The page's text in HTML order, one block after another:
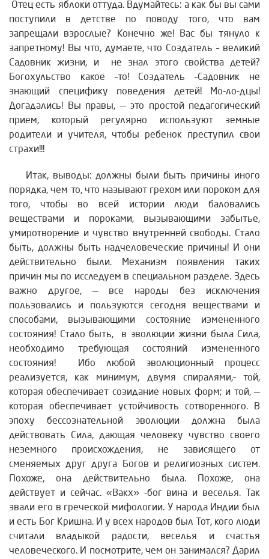
Отец есть яблоки оттуда. Вдумайтесь: а как бы вы сами
поступили в детстве по поводу того, что вам
запрещали взрослые? Конечно же! Вас бы тянуло к
запретному! Вы что, думаете, что Создатель – великий
Садовник жизни, и не знал этого свойства детей?
Богохульство какое –то! Создатель –Садовник не
знающий специфику поведения детей! Мо-ло-дцы!
Догадались! Вы правы, — это простой педагогический
прием, который регулярно используют земные
родители и учителя, чтобы ребенок преступил свои
страхи!!!
Итак, выводы: должны были быть причины иного
порядка, чем то, что называют грехом или пороком для
того, чтобы во всей истории люди баловались
веществами и пороками, вызывающими забытье,
умиротворение и чувство внутренней свободы. Стало
быть, должны быть надчеловеческие причины! И они
действительно были. Механизм появления таких
причин мы по исследуем в специальном разделе. Здесь
важно другое, — все народы без исключения
пользовались и пользуются сегодня веществами и
способами, вызывающими состояние измененного
состояния! Стало быть, в эволюции жизни была Сила,
необходимо требующая состояний измененного
состояния! Ибо любой эволюционный процесс
реализуется, как минимум, двумя спиралями,– той,
которая обеспечивает созидание новых форм; и той, —
которая обеспечивает устойчивость сотворенного. В
эпоху бессознательной эволюции должна была
действовать Сила, дающая человеку чувство своего
неземного происхождения, не зависящего от
сменяемых друг друга Богов и религиозных систем.
Похоже, она действительно была. Похоже, она
действует и сейчас. «Вакх» -бог вина и веселья. Так
звали его в греческой мифологии. У народа Индии был
и есть Бог Кришна. И у всех народов был Тот, кого люди
считали владыкой радости, веселья и счастья
человеческого. И посмотрите, чем он занимался? Дарил